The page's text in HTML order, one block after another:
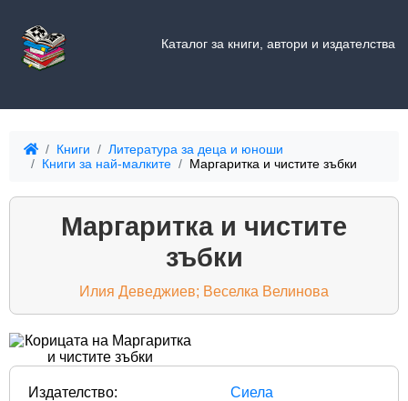
Каталог за книги, автори и издателства
Книги
Литература за деца и юноши
Книги за най-малките
Маргаритка и чистите зъбки
Маргаритка и чистите
зъбки
Илия Деведжиев; Веселка Велинова
Издателство:
Сиела